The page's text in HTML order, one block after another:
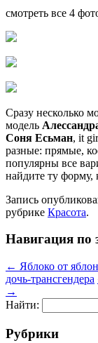
смотреть все 4
Сразу несколько
модель
Соня Есьман, it
разные: прямые,
популярны все
найдите ту форму,
Запись
рубрике Красота.
Навигация по
← Яблоко от
дочь-трансгендера
→
Найти:
Рубрики